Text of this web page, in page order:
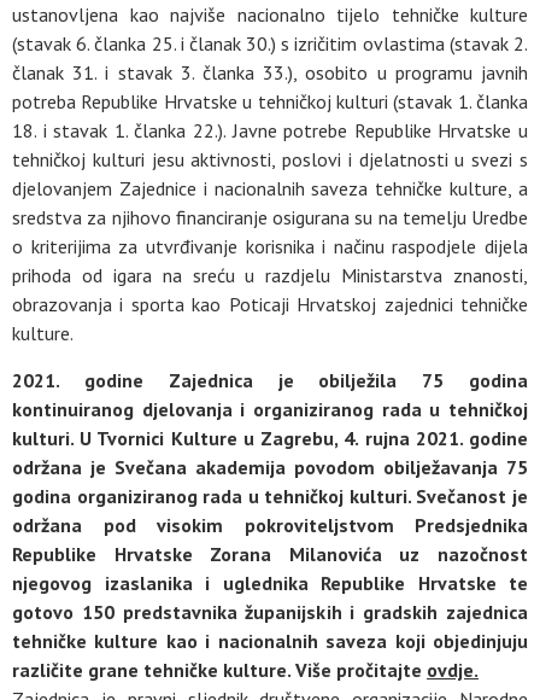
ustanovljena kao najviše nacionalno tijelo tehničke kulture
(stavak 6. članka 25. i članak 30.) s izričitim ovlastima (stavak 2.
članak 31. i stavak 3. članka 33.), osobito u programu javnih
potreba Republike Hrvatske u tehničkoj kulturi (stavak 1. članka
18. i stavak 1. članka 22.). Javne potrebe Republike Hrvatske u
tehničkoj kulturi jesu aktivnosti, poslovi i djelatnosti u svezi s
djelovanjem Zajednice i nacionalnih saveza tehničke kulture, a
sredstva za njihovo financiranje osigurana su na temelju Uredbe
o kriterijima za utvrđivanje korisnika i načinu raspodjele dijela
prihoda od igara na sreću u razdjelu Ministarstva znanosti,
obrazovanja i sporta kao Poticaji Hrvatskoj zajednici tehničke
kulture.
2021. godine Zajednica je obilježila 75 godina
kontinuiranog djelovanja i organiziranog rada u tehničkoj
kulturi. U Tvornici Kulture u Zagrebu, 4. rujna 2021. godine
održana je Svečana akademija povodom obilježavanja 75
godina organiziranog rada u tehničkoj kulturi. Svečanost je
održana pod visokim pokroviteljstvom Predsjednika
Republike Hrvatske Zorana Milanovića uz nazočnost
njegovog izaslanika i uglednika Republike Hrvatske te
gotovo 150 predstavnika županijskih i gradskih zajednica
tehničke kulture kao i nacionalnih saveza koji objedinjuju
različite grane tehničke kulture. Više pročitajte ovdje.